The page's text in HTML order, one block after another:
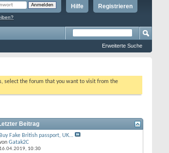
Registrieren
Hilfe
Erweiterte Suche
select the forum that you want to visit from the
Beitrag
Buy Fake British passport, UK...
Gatak2C
16.04.2019, 10:30